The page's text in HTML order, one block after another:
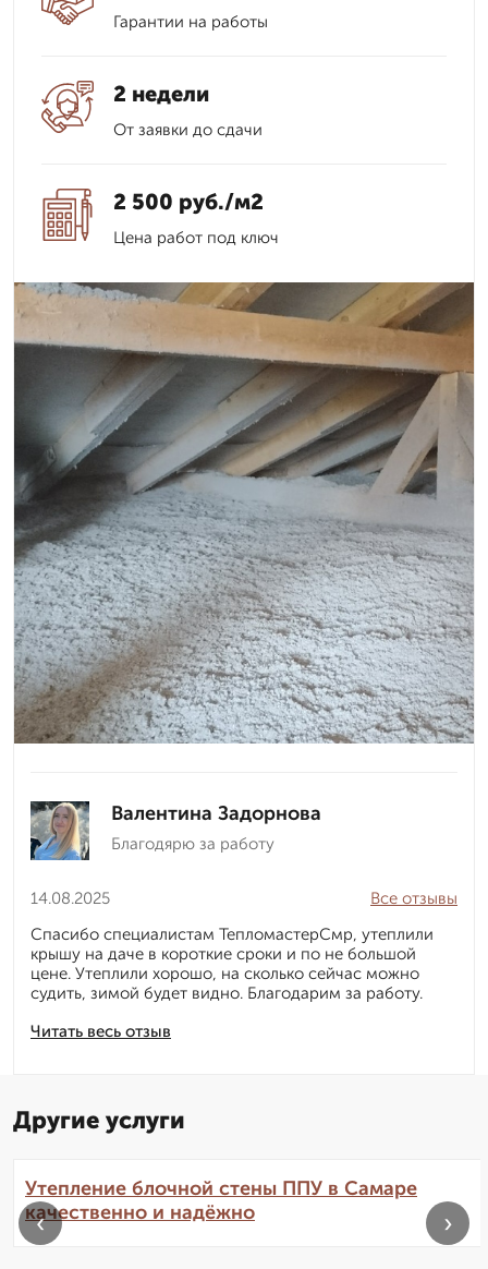
Гарантии на работы
2 недели
От заявки до сдачи
2 500 руб./м2
Цена работ под ключ
Валентина Задорнова
Благодярю за работу
14.08.2025
Читать весь отзыв
Все отзывы
Спасибо специалистам ТепломастерСмр, утеплили
крышу на даче в короткие сроки и по не большой
цене. Утеплили хорошо, на сколько сейчас можно
судить, зимой будет видно. Благодарим за работу.
Другие услуги
Утепление блочной стены ППУ в Самаре
качественно и надёжно
‹ ›